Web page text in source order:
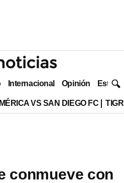
Internacional Opinión Estilo
VS SAN DIEGO FC
conmueve con